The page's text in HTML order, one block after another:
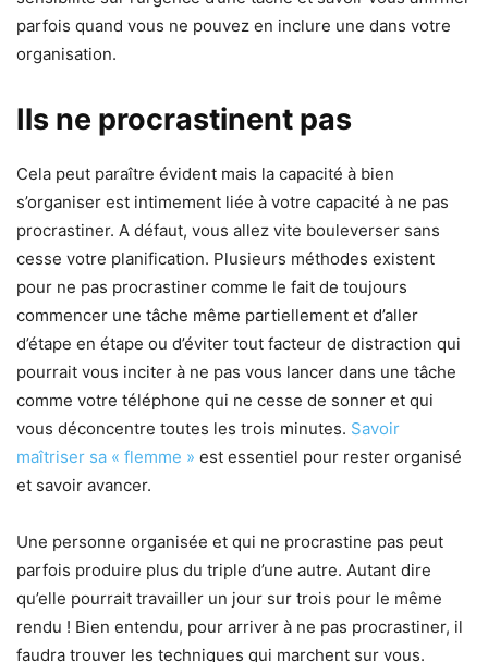
parfois quand vous ne pouvez en inclure une dans votre
organisation.
Ils ne procrastinent pas
Cela peut paraître évident mais la capacité à bien
s’organiser est intimement liée à votre capacité à ne pas
procrastiner. A défaut, vous allez vite bouleverser sans
cesse votre planification. Plusieurs méthodes existent
pour ne pas procrastiner comme le fait de toujours
commencer une tâche même partiellement et d’aller
d’étape en étape ou d’éviter tout facteur de distraction qui
pourrait vous inciter à ne pas vous lancer dans une tâche
comme votre téléphone qui ne cesse de sonner et qui
vous déconcentre toutes les trois minutes. Savoir
maîtriser sa « flemme » est essentiel pour rester organisé
et savoir avancer.
Une personne organisée et qui ne procrastine pas peut
parfois produire plus du triple d’une autre. Autant dire
qu’elle pourrait travailler un jour sur trois pour le même
rendu ! Bien entendu, pour arriver à ne pas procrastiner, il
faudra trouver les techniques qui marchent sur vous.